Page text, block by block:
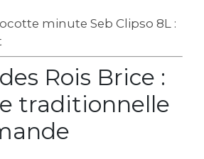
minute Seb Clipso 8L :
Rois Brice :
traditionnelle